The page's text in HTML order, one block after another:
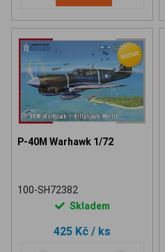
P-40M Warhawk 1/72
100-SH72382
Skladem
425 Kč / ks